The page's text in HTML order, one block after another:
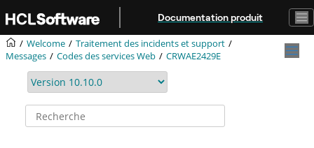
Aller au contenu principal
Documentation produit
Welcome
Traitement des incidents et support
Messages
Codes des services Web CRWAE2429E